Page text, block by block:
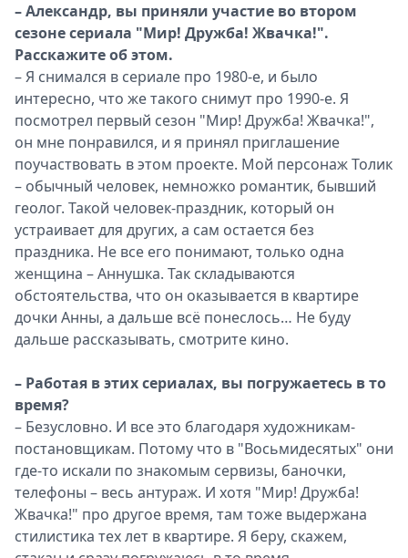
– Александр, вы приняли участие во втором
сезоне сериала "Мир! Дружба! Жвачка!".
Расскажите об этом.
– Я снимался в сериале про 1980-е, и было
интересно, что же такого снимут про 1990-е. Я
посмотрел первый сезон "Мир! Дружба! Жвачка!",
он мне понравился, и я принял приглашение
поучаствовать в этом проекте. Мой персонаж Толик
– обычный человек, немножко романтик, бывший
геолог. Такой человек-праздник, который он
устраивает для других, а сам остается без
праздника. Не все его понимают, только одна
женщина – Аннушка. Так складываются
обстоятельства, что он оказывается в квартире
дочки Анны, а дальше всё понеслось… Не буду
дальше рассказывать, смотрите кино.
– Работая в этих сериалах, вы погружаетесь в то
время?
– Безусловно. И все это благодаря художникам-
постановщикам. Потому что в "Восьмидесятых" они
где-то искали по знакомым сервизы, баночки,
телефоны – весь антураж. И хотя "Мир! Дружба!
Жвачка!" про другое время, там тоже выдержана
стилистика тех лет в квартире. Я беру, скажем,